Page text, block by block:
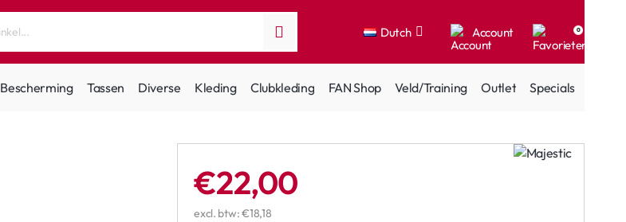
Dutch Account 0
Bescherming Tassen Diverse Kleding Clubkleding FAN Shop Veld/Training Outlet Specials
€22,00
excl. btw: €18,18